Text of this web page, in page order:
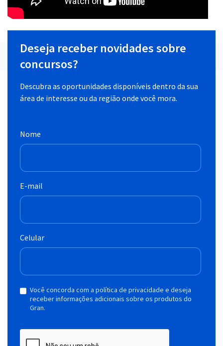
Deseja receber novidades sobre
concursos?
Descubra as oportunidades disponíveis dentro da sua
área de interesse ou da região onde você mora.
Nome
E-mail
Celular
Você concorda com a política de privacidade e deseja
receber informações adicionais sobre os produtos do
Gran.